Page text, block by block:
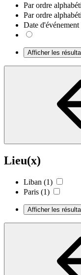
Par ordre
Par ordre
Date d'événement
Afficher les
Lieu(x)
Liban (1)
Paris (1)
Afficher les